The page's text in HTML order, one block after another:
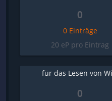
0
0 Einträge
20 eP pro Eintrag
für das Lesen von
0